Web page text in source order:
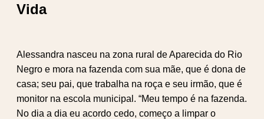
Vida
Alessandra nasceu na zona rural de Aparecida do Rio
Negro e mora na fazenda com sua mãe, que é dona de
casa; seu pai, que trabalha na roça e seu irmão, que é
monitor na escola municipal. “Meu tempo é na fazenda.
No dia a dia eu acordo cedo, começo a limpar o